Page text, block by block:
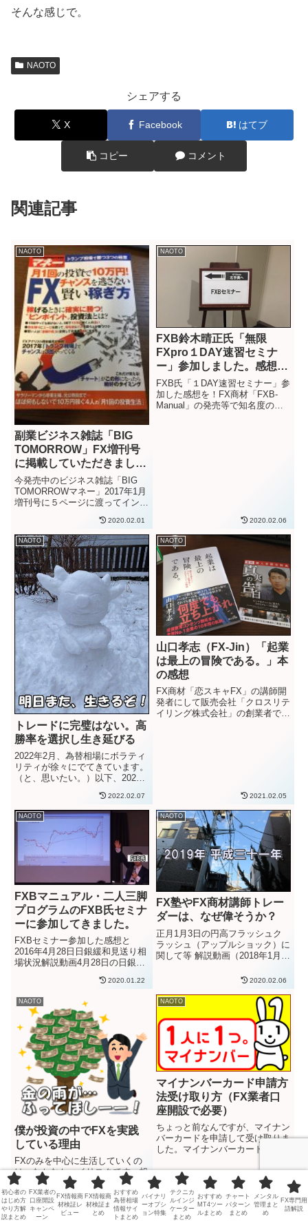
そんな感じで。
NAOTO
シェアする
X Facebook はてブ
コピー コメント
関連記事
NAOTO
副業ビジネス雑誌「BIG
TOMORROW」FX増刊号
に掲載していただきまし
た。
今発売中のビジネス雑誌「BIG
TOMORROWマネー」2017年1月
増刊号に５ページに渡ってインタ
（2016年12月中旬から書店で発
売されているFX特集号になりま
す）僕がFXを始めた頃から読ん
でいた思入れある...
2020.02.01
NAOTO
FXB鈴木晴正氏「無限
FXpro１DAY速習セミナ
ー」参加しました。感想
を…
FXB氏「１DAY速習セミナー」参
加した感想を！FX商材「FXB-
Manual」の発売等で知名度の高
2020.02.06
NAOTO
トレードに完璧はない。高
勝率を選択し生き延びる
2022年2月、為替相場にボラティ
リティが徐々にでてきています。
（と、思いたい。）以下、2022
チャート画像。（画像クリックで
拡大）悩ましい動きです。長い日
足レベルでのチャネルを形成して
きて、ようやくフラッグ確...
2022.02.07
NAOTO
山口孝志（FX-Jin）「起業
は最上の冒険である。」本
の感想
FX商材「恋スキャFX」の講師開
発者にして販売会社「クロスリテ
イリング株式会社」の創業者であ
2021.02.05
NAOTO
FXBマニュアル・二人三脚
プログラムのFXB氏セミナ
ーに参加してきました。
FXBセミナー参加した感想と
2016年4月28日日銀緩和見送り相
場状況解説動画4月28日の日銀追
ートが指値に刺さりました。まず
当たらないだろうと思って置いて
おいたポイントだったのですが。
ポン円、深夜に入れておい...
2020.01.22
NAOTO
FX塾やFX商材講師トレー
ダーは、なぜ偉そうか？
正月1月3日の円高フラッシュク
ラッシュ（アップルショック）に
関して等 解説動画（2018年1月5
した。平成も4月30日で終わりと
いうことで、なんとも時代の流れ
を感じます。僕は昭和生まれなの
で（このまま順調に...
2020.02.06
NAOTO
僕が投資の中でFXを実践
している理由
FXのみを中心に生活していくの
は、なかなかハイリスクです。投
資全般は水物と言えますし、リス
クがあります。種銭が溶けて収入
が途絶えるリスクを常にはらんで
います。ようは、「不安定なも
2021.02.07
NAOTO
マイナンバーカード申請方
法受け取り方（FX業者口
座開設で必要）
ちょっと前なんですが、マイナン
バーカードを申請して受け取りま
した。マイナンバーカードは、日
「個人番号」と個人情報を、カー
ドに登録して税務や社会保障等の
手続きができるカードです。平成
28年（2016年）よりマイナ...
2020.02.03
初心者の
はじめ方
やり方解
説まとめ
FX業者の
口座開設
キャンペ
ーン
FX情報商
材検証レ
ビュー
FX情報商
材検証ま
とめ
おすすめ
為替相場
情報サイ
トまとめ
バイナリ
ーオプシ
ョン特集
テクニカ
ルインジ
ケーター
まとめ
おすすめ
MT4ツー
ルまとめ
チャート
パターン
まとめ
メンタル
管理まと
め
FX専門用
語解説